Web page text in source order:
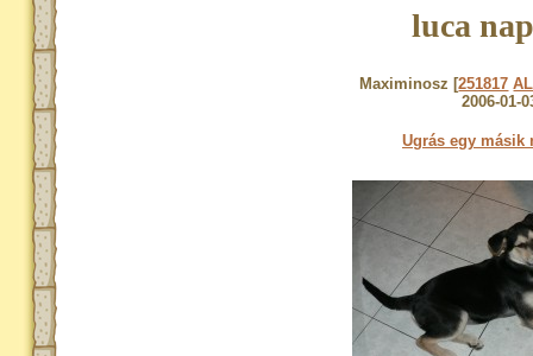
luca
Maximinosz [251817 AL
2006-01-
Ugrás egy másik